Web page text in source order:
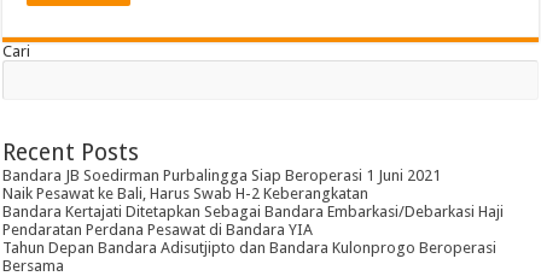
Cari
Recent Posts
Bandara JB Soedirman Purbalingga Siap Beroperasi 1 Juni 2021
Naik Pesawat ke Bali, Harus Swab H-2 Keberangkatan
Bandara Kertajati Ditetapkan Sebagai Bandara Embarkasi/Debarkasi Haji
Pendaratan Perdana Pesawat di Bandara YIA
Tahun Depan Bandara Adisutjipto dan Bandara Kulonprogo Beroperasi
Bersama